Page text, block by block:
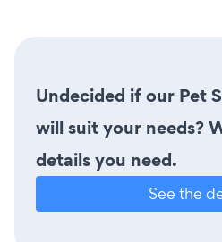
Undecided if our Pet
will suit your needs?
details you need.
See the